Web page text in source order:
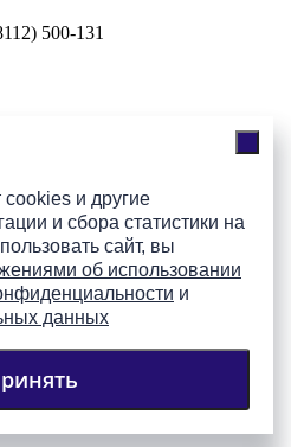
cookies и другие
и сбора статистики на
сайт, вы
об использовании
и
данных
500-131